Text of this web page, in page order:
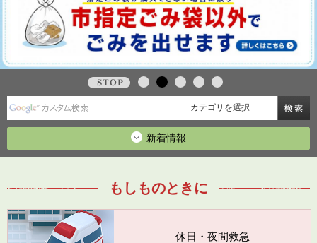
stop
新着情報
もしものときに
休日・夜間救急